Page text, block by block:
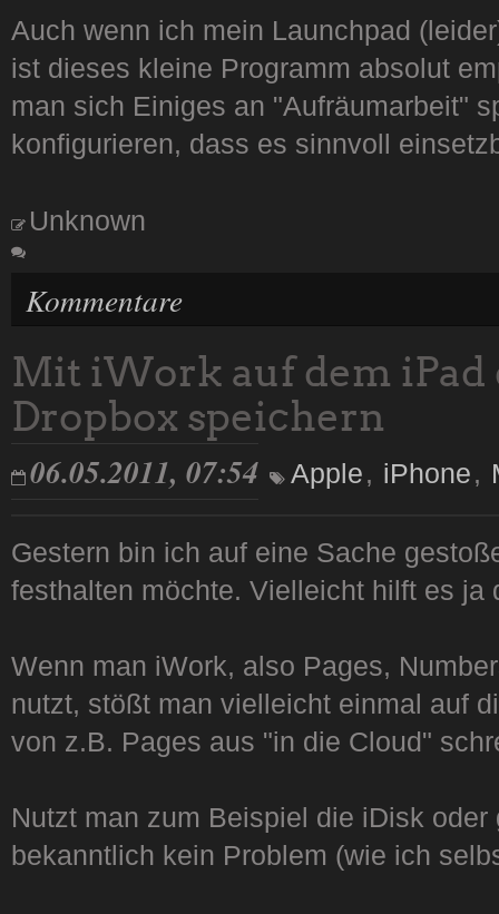
Auch wenn ich mein Launchpad
ist dieses kleine Programm absolut
man sich Einiges an "Aufräumarbeit"
konfigurieren, dass es sinnvoll
Unknown
Kommentare
Mit iWork auf dem
Dropbox speichern
06.05.2011, 07:54
Apple, iPhone,
Gestern bin ich auf eine Sache
festhalten möchte. Vielleicht hilft es ja
Wenn man iWork, also Pages,
nutzt, stößt man vielleicht einmal auf
von z.B. Pages aus "in die Cloud"
Nutzt man zum Beispiel die iDisk
bekanntlich kein Problem (wie ich